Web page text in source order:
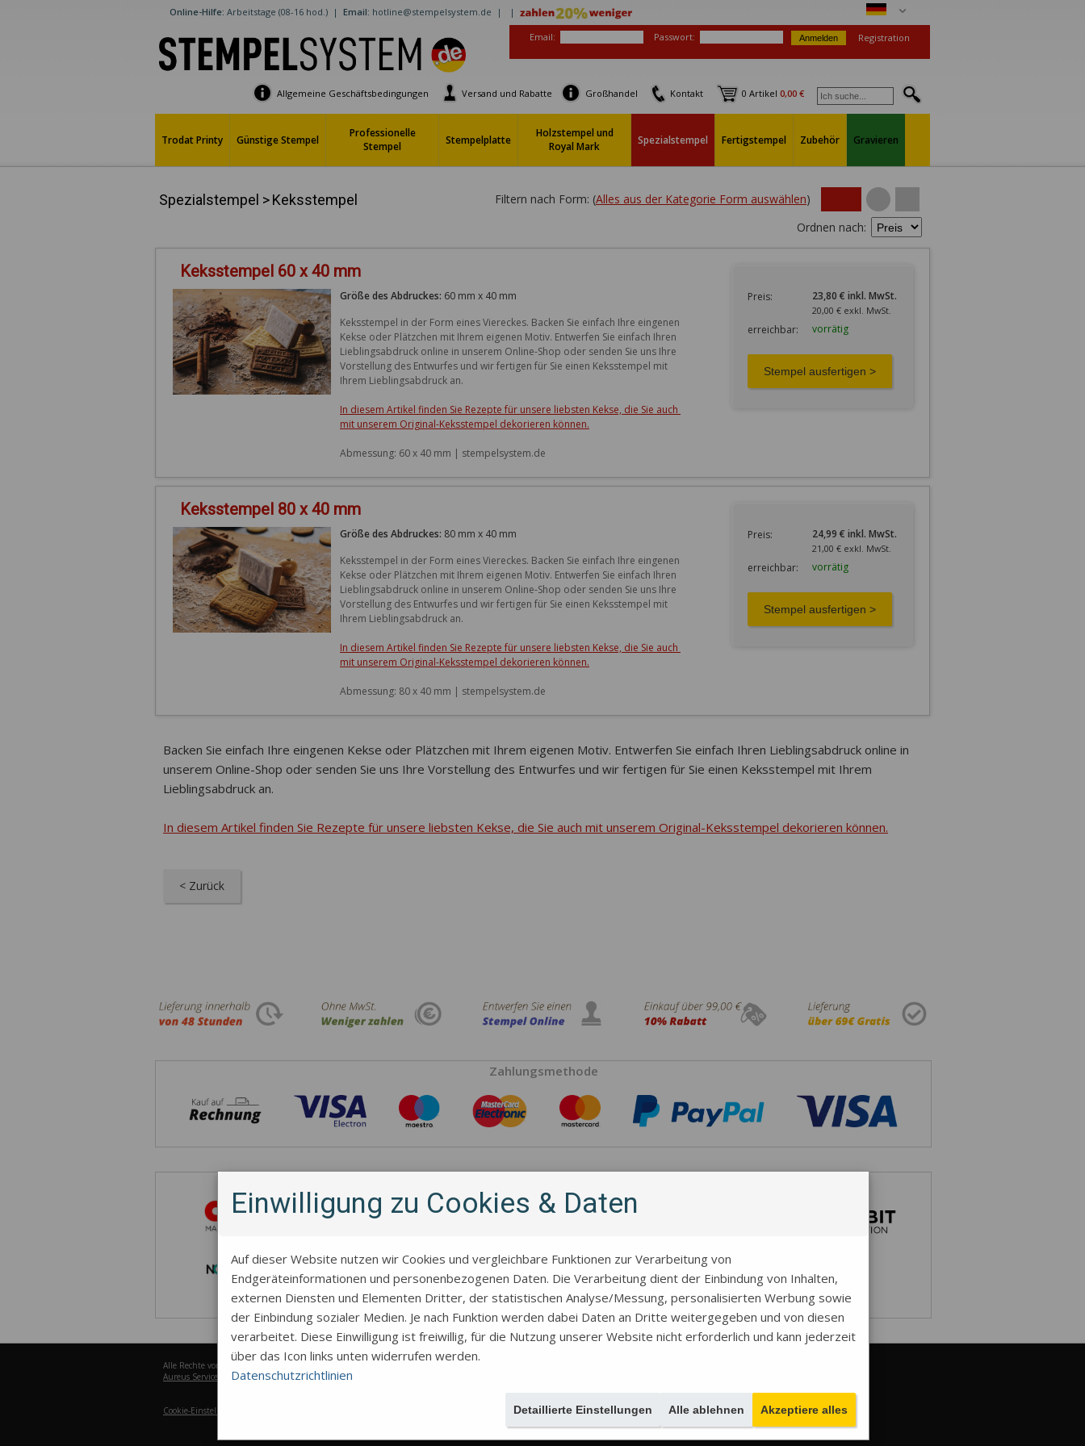
Online-Hilfe: Arbeitstage (08-16 hod.) | Email: hotline@stempelsystem.de | |
Email: Passwort: Registration
Allgemeine Geschäftsbedingungen Versand und Rabatte Großhandel Kontakt 0 Artikel 0,00 €
Trodat Printy Günstige Stempel
Professionelle
Stempel
Stempelplatte
Holzstempel und
Royal Mark
Spezialstempel Fertigstempel Zubehör Gravieren
Spezialstempel >Keksstempel Filtern nach Form: (Alles aus der Kategorie Form auswählen)
Ordnen nach:
Keksstempel 60 x 40 mm
Größe des Abdruckes: 60 mm x 40 mm
Keksstempel in der Form eines Viereckes. Backen Sie einfach Ihre eingenen
Kekse oder Plätzchen mit Ihrem eigenen Motiv. Entwerfen Sie einfach Ihren
Lieblingsabdruck online in unserem Online-Shop oder senden Sie uns Ihre
Vorstellung des Entwurfes und wir fertigen für Sie einen Keksstempel mit
Ihrem Lieblingsabdruck an.
In diesem Artikel finden Sie Rezepte für unsere liebsten Kekse, die Sie auch
mit unserem Original-Keksstempel dekorieren können.
Abmessung: 60 x 40 mm | stempelsystem.de
Preis: 23,80 € inkl. MwSt.
20,00 € exkl. MwSt.
erreichbar: vorrätig
Keksstempel 80 x 40 mm
Größe des Abdruckes: 80 mm x 40 mm
Keksstempel in der Form eines Viereckes. Backen Sie einfach Ihre eingenen
Kekse oder Plätzchen mit Ihrem eigenen Motiv. Entwerfen Sie einfach Ihren
Lieblingsabdruck online in unserem Online-Shop oder senden Sie uns Ihre
Vorstellung des Entwurfes und wir fertigen für Sie einen Keksstempel mit
Ihrem Lieblingsabdruck an.
In diesem Artikel finden Sie Rezepte für unsere liebsten Kekse, die Sie auch
mit unserem Original-Keksstempel dekorieren können.
Abmessung: 80 x 40 mm | stempelsystem.de
Preis: 24,99 € inkl. MwSt.
21,00 € exkl. MwSt.
erreichbar: vorrätig
Backen Sie einfach Ihre eingenen Kekse oder Plätzchen mit Ihrem eigenen Motiv. Entwerfen Sie einfach Ihren Lieblingsabdruck online in
unserem Online-Shop oder senden Sie uns Ihre Vorstellung des Entwurfes und wir fertigen für Sie einen Keksstempel mit Ihrem
Lieblingsabdruck an.
In diesem Artikel finden Sie Rezepte für unsere liebsten Kekse, die Sie auch mit unserem Original-Keksstempel dekorieren können.
< Zurück
Zahlungsmethode
Alle Rechte vorbehalten © 2026
Aureus Services
Cookie-Einstellungen
Kekse mit eigenem Motiv für ein Paar Euro.
Großhandel Ohne MwSt. einkaufen
Einwilligung zu Cookies & Daten
Auf dieser Website nutzen wir Cookies und vergleichbare Funktionen zur Verarbeitung von
Endgeräteinformationen und personenbezogenen Daten. Die Verarbeitung dient der Einbindung von Inhalten,
externen Diensten und Elementen Dritter, der statistischen Analyse/Messung, personalisierten Werbung sowie
der Einbindung sozialer Medien. Je nach Funktion werden dabei Daten an Dritte weitergegeben und von diesen
verarbeitet. Diese Einwilligung ist freiwillig, für die Nutzung unserer Website nicht erforderlich und kann jederzeit
über das Icon links unten widerrufen werden.
Datenschutzrichtlinien
Detaillierte Einstellungen Alle ablehnen Akzeptiere alles